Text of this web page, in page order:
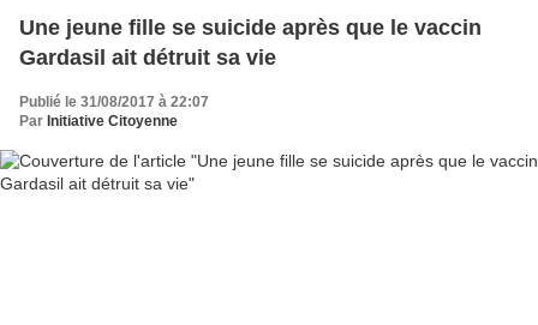
Une jeune fille se suicide après que le vaccin
Gardasil ait détruit sa vie
Publié le 31/08/2017 à 22:07
Par Initiative Citoyenne